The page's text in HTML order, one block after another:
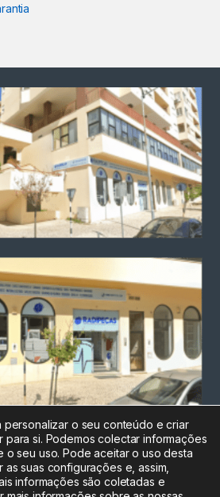
para a rede fixa
nacional
212
personalizar o seu conteúdo e criar
para si. Podemos colectar informações
o seu uso. Pode aceitar o uso desta
suas configurações e, assim,
informações são coletadas e